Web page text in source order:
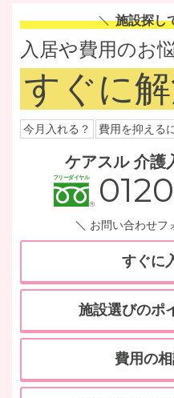
施設探し
入居や費用のお
すぐに
今月入れる？ 費用を抑える
ケアスル 介護
お問い合わせフ
すぐに
施設選びのポ
費用の